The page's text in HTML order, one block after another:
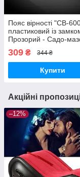
Пояс вірності "CB-
пластиковий із
Прозорий - Садо-
309 ₴ 344 ₴
Купити
Акційні
–12%